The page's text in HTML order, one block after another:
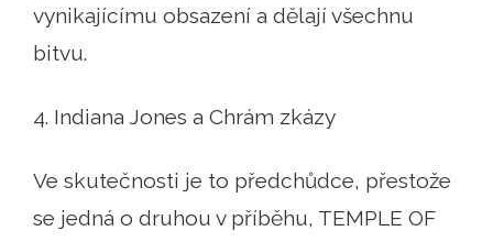
vynikajícímu obsazení a dělají všechnu
bitvu.
4. Indiana Jones a Chrám zkázy
Ve skutečnosti je to předchůdce, přestože
se jedná o druhou v příběhu, TEMPLE OF